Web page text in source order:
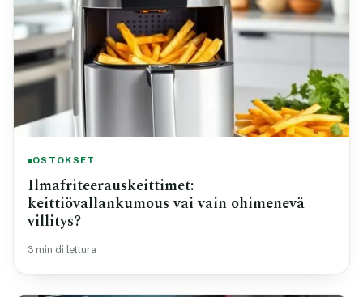
OSTOKSET
Ilmafriteerauskeittimet:
keittiövallankumous vai vain ohimenevä
villitys?
3 min di lettura